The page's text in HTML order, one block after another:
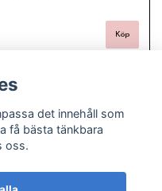
det innehåll som
få bästa tänkbara
oss.